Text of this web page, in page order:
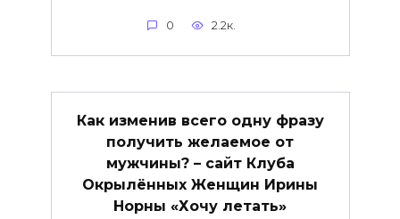
0 2.2к.
Как изменив всего одну фразу
получить желаемое от
мужчины? – сайт Клуба
Окрылённых Женщин Ирины
Норны «Хочу летать»